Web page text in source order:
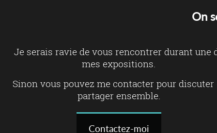
On
Je serais ravie de vous rencontrer durant une
mes expositions.
Sinon vous pouvez me contacter pour discuter
partager ensemble.
Contactez-moi